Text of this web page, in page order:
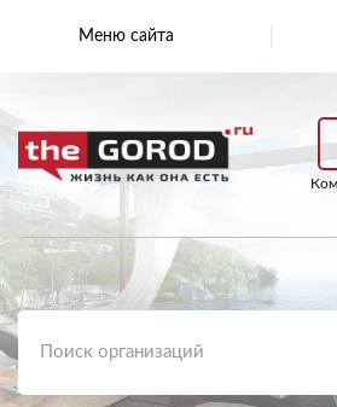
Меню сайта